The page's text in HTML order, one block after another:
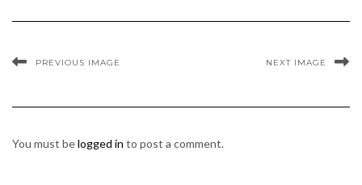
PREVIOUS IMAGE NEXT IMAGE
You must belogged in to post a comment.